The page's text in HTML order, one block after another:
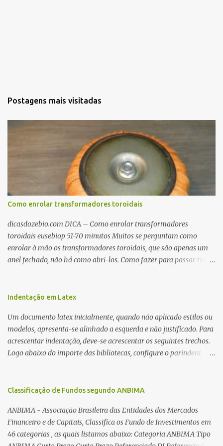
Postagens mais visitadas
Como enrolar transformadores toroidais
dicasdozebio.com DICA – Como enrolar transformadores
toroidais eusebiop 51-70 minutos Muitos se perguntam como
enrolar à mão os transformadores toroidais, que são apenas um
anel fechado, não há como abri-los. Como fazer para passar toda
utilizadas para automatizar a bobinagem de grandes e pequenos
dos núcleos e dos transformadores toroidais e como foram
desmontados dois deles. Características dos transformadores
toroidais Os transformadores toroidais tem aparecido cada vez
mais em circuitos eletrônicos, pois apresentam algumas
é baixíssima ao redor do transformador, o que perm...
Indentação em Latex
Um documento latex inicialmente, quando não aplicado estilos ou
modelos, apresenta-se alinhado a esquerda e não justificado. Para
acrescentar indentação, deve-se acrescentar os seguintes trechos.
Logo abaixo do importe das bibliotecas, configure o parindent:
{1cm plus 4mm minus 3mm} Para indentar um paragrafo
de um paragrafo, use: \noindent
Classificação de Fundos segundo ANBIMA
ANBIMA - Associação Brasileira das Entidades dos Mercados
Financeiro e de Capitais, Classifica os Fundo de Investimentos em
46 categorias , as quais listamos abaixo: Categoria ANBIMA Tipo